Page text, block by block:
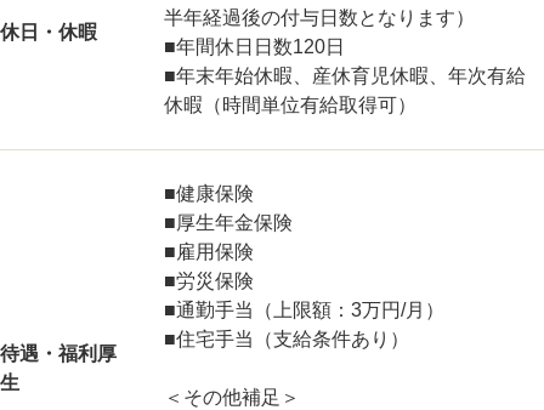
休日・休暇
半年経過後の付与日数となります）
■年間休日日数120日
■年末年始休暇、産休育児休暇、年次有給
休暇（時間単位有給取得可）
待遇・福利厚
生
■健康保険
■厚生年金保険
■雇用保険
■労災保険
■通勤手当（上限額：3万円/月）
■住宅手当（支給条件あり）
＜その他補足＞